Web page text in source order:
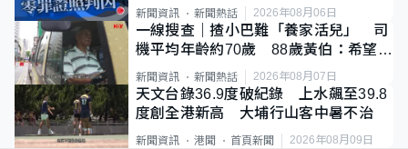
新聞資訊 新聞熱話 2026年08月06日
一線搜查｜揸小巴難「養家活兒」 司
機平均年齡約70歲 88歲黃伯：希望一
直揸落去
新聞資訊 新聞熱話 2026年08月07日
天文台錄36.9度破紀錄 上水飆至39.8
度創全港新高 大埔行山客中暑不治
新聞資訊 港聞 首頁新聞 2026年08月09日